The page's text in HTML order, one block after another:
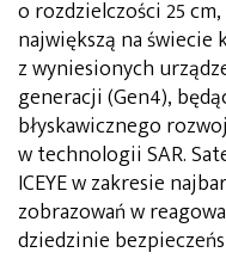
o rozdzielczości 25
największą na świecie
z wyniesionych
generacji (Gen4),
błyskawicznego
w technologii SAR.
ICEYE w zakresie
zobrazowań w
dziedzinie